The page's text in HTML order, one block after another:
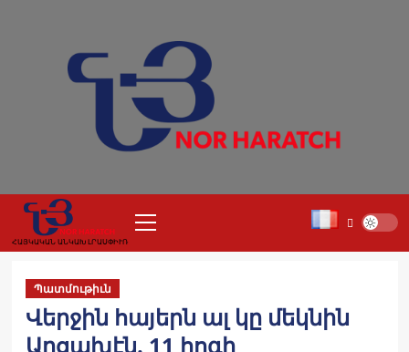
ՀԱՅԿԱԿԱՆ ԱՆԿԱԽ ԼՐԱՍՓԻՒՌ
Menu
Պատմութիւն
Վերջին հայերն ալ կը մեկնին
Արցախէն. 11 հոգի